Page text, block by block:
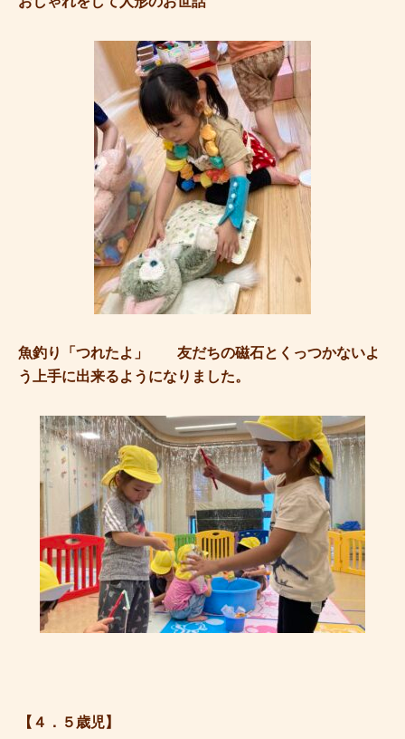
魚釣り「つれたよ」 友だちの磁石とくっつかないよ
う上手に出来るようになりました。
【４．５歳児】